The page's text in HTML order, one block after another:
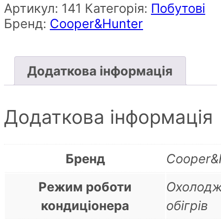
Артикул: 141 Категорія: Побутові
Бренд: Cooper&Hunter
Додаткова інформація
Додаткова інформація
Бренд
Режим роботи
кондиціонера
обігрів